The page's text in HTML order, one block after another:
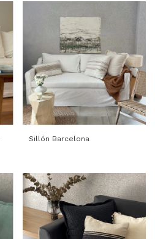
Sillón Barcelona